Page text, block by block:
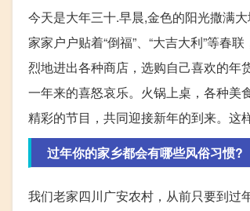
今天是大年三十.早晨,金色的阳光撒满
家家户户贴着“倒福”、“大吉大利”等春
烈地进出各种商店，选购自己喜欢的年
一年来的喜怒哀乐。火锅上桌，各种美
精彩的节目，共同迎接新年的到来。这
过年你的家乡都会有哪些风俗习惯?
我们老家四川广安农村，从前只要到过